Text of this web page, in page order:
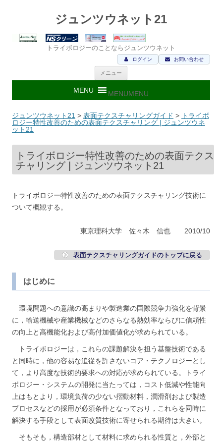
ジュンツウネット21
トライボロジーのことならジュンツウネット
お問い合わせ
ログイン
メニュー
ン
ツ
ス
キ
ッ
MENUMENU
ジュンツウネット21 > 表面テクスチャリングガイド > トライボ
ロジー特性改善のための表面テクスチャリング | ジュンツウネ
ット21
トライボロジー特性改善のための表面テクス
チャリング | ジュンツウネット21
トライボロジー特性改善のための表面テクスチャリング技術に
ついて概観する。
東京理科大学 佐々木 信也 2010/10
表面テクスチャリングガイドのトップに戻る
はじめに
環境問題への意識の高まりや製造業の国際競争力強化を背景
に，輸送機械や産業機械などのさらなる熱効率ならびに信頼性
の向上と高機能化および高付加価値化が求められている。
トライボロジーは，これらの課題解決を担う基盤技術である
と同時に，他の容易な追従を許さないコア・テクノロジーとし
て，より高度な技術的要求への対応が求められている。トライ
ボロジー・システムの開発に当たっては，コスト低減や性能向
上はもとより，環境負荷の少ない摺動材料，潤滑剤および製造
プロセスなどの採用が必須条件となっており，これらを同時に
解決する手段として表面改質技術に寄せられる期待は大きい。
そもそも，構造部材として材料に求められる性質と，外部と